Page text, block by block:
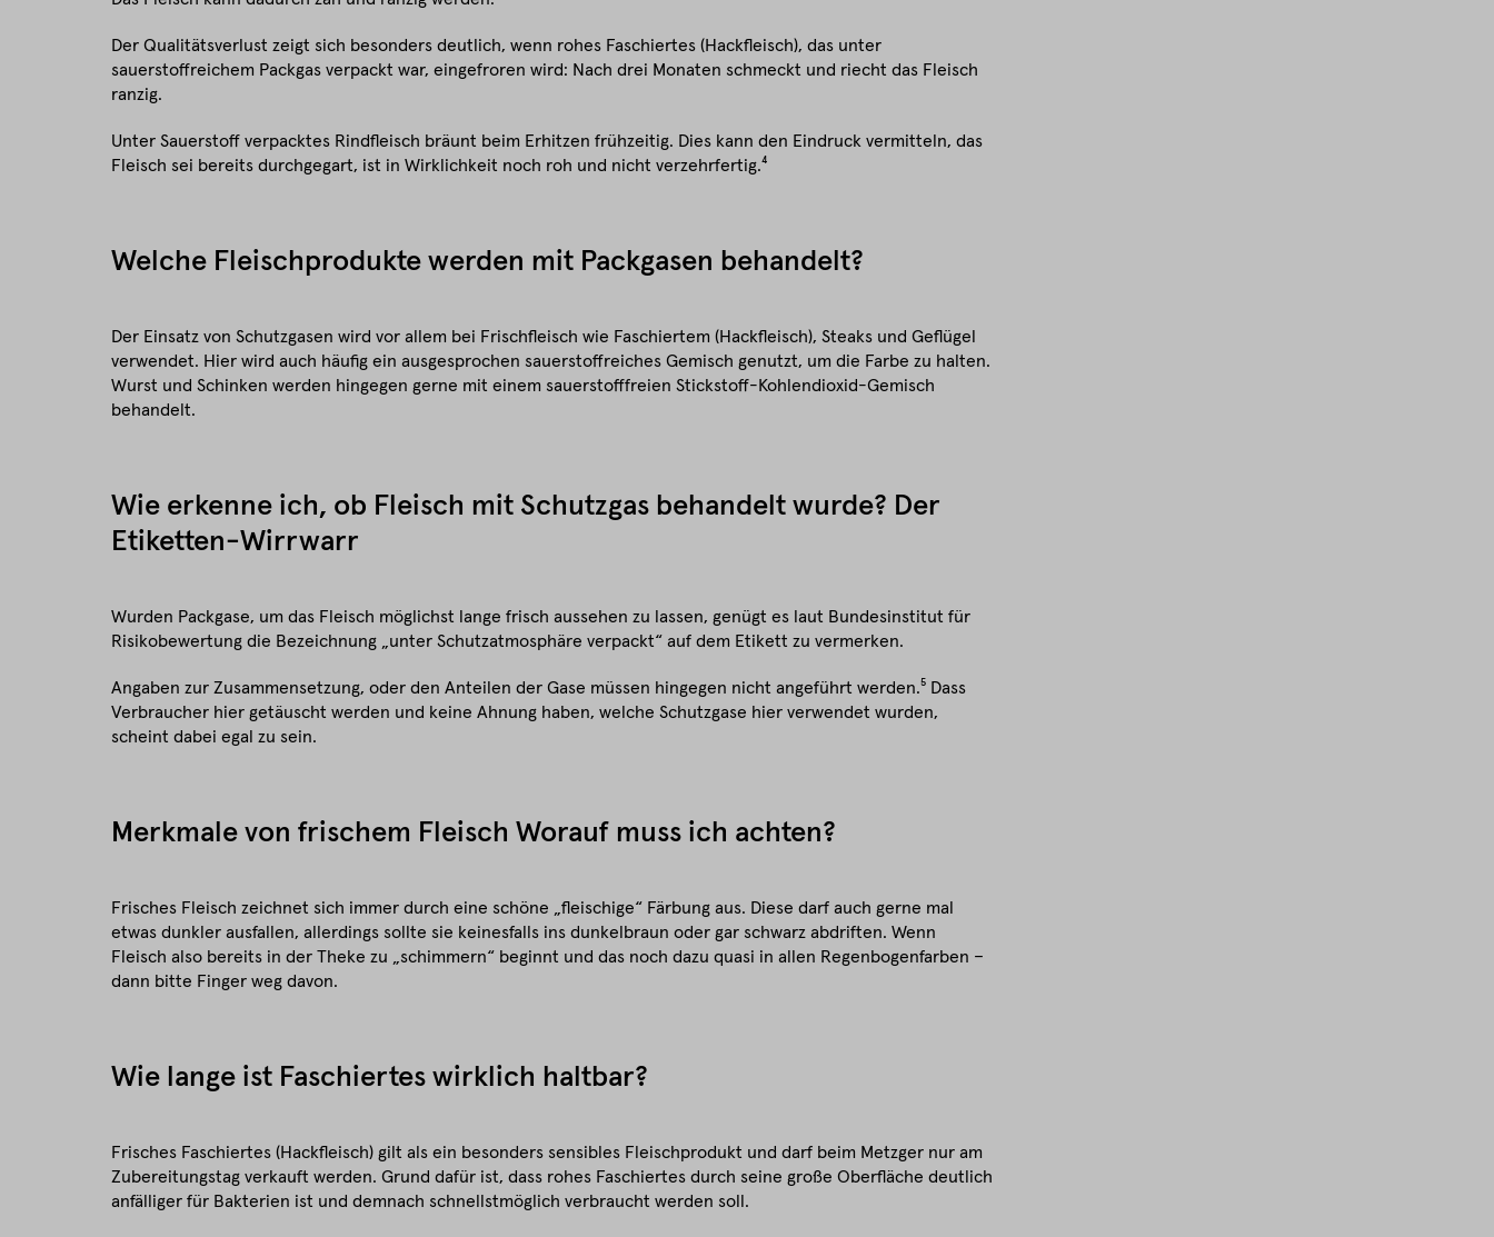
Der Qualitätsverlust zeigt sich besonders deutlich, wenn rohes Faschiertes (Hackfleisch), das unter
sauerstoffreichem Packgas verpackt war, eingefroren wird: Nach drei Monaten schmeckt und riecht das Fleisch
ranzig.
Unter Sauerstoff verpacktes Rindfleisch bräunt beim Erhitzen frühzeitig. Dies kann den Eindruck vermitteln, das
Fleisch sei bereits durchgegart, ist in Wirklichkeit noch roh und nicht verzehrfertig.⁴
Welche Fleischprodukte werden mit Packgasen behandelt?
Der Einsatz von Schutzgasen wird vor allem bei Frischfleisch wie Faschiertem (Hackfleisch), Steaks und Geflügel
verwendet. Hier wird auch häufig ein ausgesprochen sauerstoffreiches Gemisch genutzt, um die Farbe zu halten.
Wurst und Schinken werden hingegen gerne mit einem sauerstofffreien Stickstoff-Kohlendioxid-Gemisch
behandelt.
Wie erkenne ich, ob Fleisch mit Schutzgas behandelt wurde? Der
Etiketten-Wirrwarr
Wurden Packgase, um das Fleisch möglichst lange frisch aussehen zu lassen, genügt es laut Bundesinstitut für
Risikobewertung die Bezeichnung „unter Schutzatmosphäre verpackt“ auf dem Etikett zu vermerken.
Angaben zur Zusammensetzung, oder den Anteilen der Gase müssen hingegen nicht angeführt werden.⁵ Dass
Verbraucher hier getäuscht werden und keine Ahnung haben, welche Schutzgase hier verwendet wurden,
scheint dabei egal zu sein.
Merkmale von frischem Fleisch Worauf muss ich achten?
Frisches Fleisch zeichnet sich immer durch eine schöne „fleischige“ Färbung aus. Diese darf auch gerne mal
etwas dunkler ausfallen, allerdings sollte sie keinesfalls ins dunkelbraun oder gar schwarz abdriften. Wenn
Fleisch also bereits in der Theke zu „schimmern“ beginnt und das noch dazu quasi in allen Regenbogenfarben –
dann bitte Finger weg davon.
Wie lange ist Faschiertes wirklich haltbar?
Frisches Faschiertes (Hackfleisch) gilt als ein besonders sensibles Fleischprodukt und darf beim Metzger nur am
Zubereitungstag verkauft werden. Grund dafür ist, dass rohes Faschiertes durch seine große Oberfläche deutlich
anfälliger für Bakterien ist und demnach schnellstmöglich verbraucht werden soll.